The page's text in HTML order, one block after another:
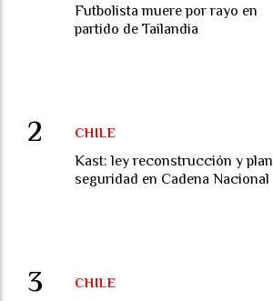
Futbolista muere por rayo en
partido de Tailandia
Kast: ley reconstrucción y plan
seguridad en Cadena Nacional
CHILE
CHILE